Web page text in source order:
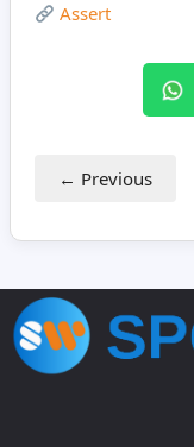
Assert
← Previous